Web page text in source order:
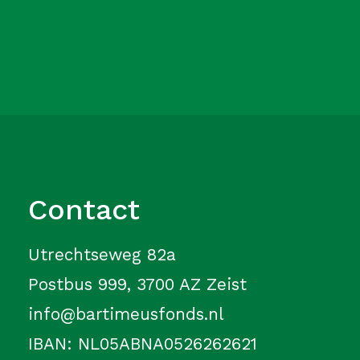
Contact
Utrechtseweg 82a
Postbus 999, 3700 AZ Zeist
info@bartimeusfonds.nl
IBAN: NL05ABNA0526262621